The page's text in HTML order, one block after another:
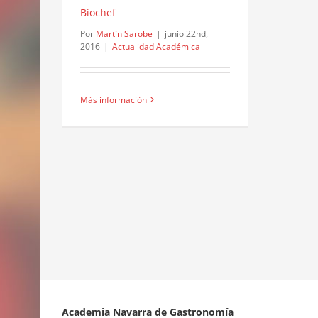
Biochef
Por Martín Sarobe | junio 22nd,
2016 | Actualidad Académica
Más información
Academia Navarra de Gastronomía